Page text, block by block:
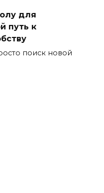
для
путь к
поиск новой